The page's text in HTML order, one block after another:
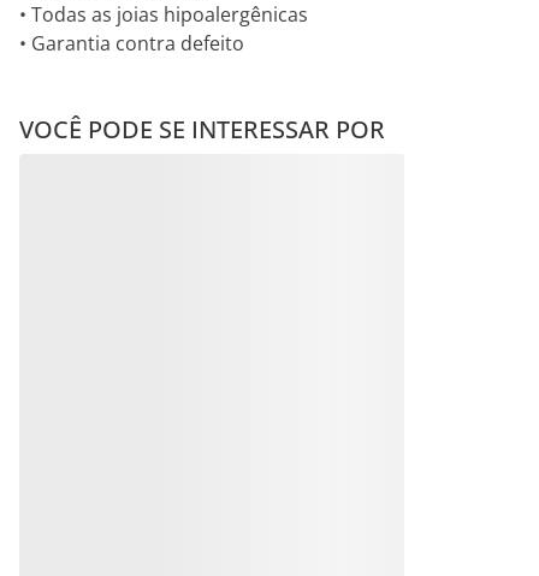
• Todas as joias hipoalergênicas
• Garantia contra defeito
VOCÊ PODE SE INTERESSAR POR